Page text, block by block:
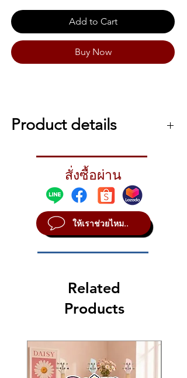
Add to Cart
Buy Now
Product details
STYLE Focused
METAL B8
SOUND Bright
WEIGHT Heavy
สั่งซื้อผ่าน
ให้เราช่วยไหม..
Related
Products